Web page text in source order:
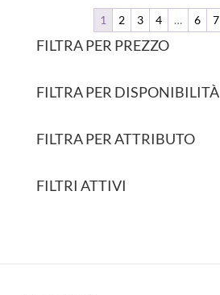
1 2 3 4 … 6 7
FILTRA PER PREZZO
FILTRA PER DISPONIBILITÀ
FILTRA PER ATTRIBUTO
FILTRI ATTIVI